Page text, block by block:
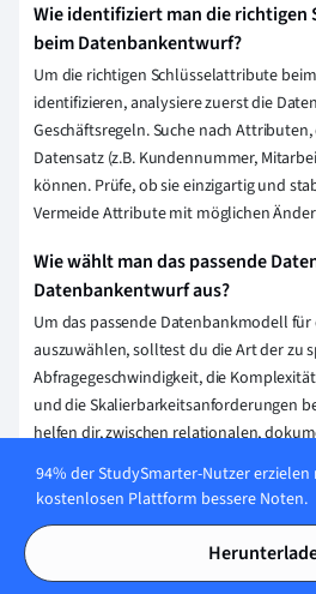
Wie identifiziert man die
beim Datenbankentwurf?
Um die richtigen Schlüsselattribute
identifizieren, analysiere zuerst die
Geschäftsregeln. Suche nach
Datensatz (z.B. Kundennummer,
können. Prüfe, ob sie einzigartig und
Vermeide Attribute mit möglichen
Wie wählt man das passende
Datenbankentwurf aus?
Um das passende Datenbankmodell
auszuwählen, solltest du die Art der zu
Abfragegeschwindigkeit, die
und die Skalierbarkeitsanforderungen
helfen dir, zwischen relationalen,
oder Schlüssel-Wert-Datenbanken zu
Welche Schritte sind Teil des
Datenbankentwurf?
Beim Datenbankentwurf gehören die
94% der StudySmarter-Nutzer
kostenlosen Plattform bessere Noten.